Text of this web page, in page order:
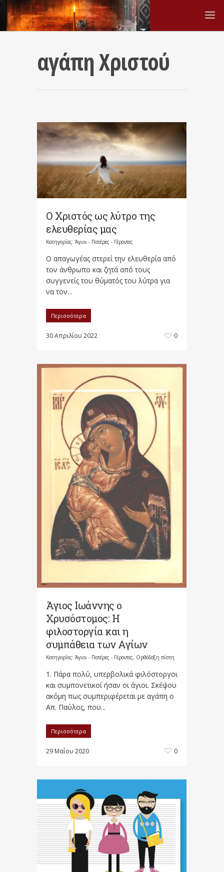
αγάπη Χριστού
Ο Χριστός ως λύτρο της
ελευθερίας μας
Κατηγορίες: Άγιοι - Πατέρες - Γέροντες
Ο απαγωγέας στερεί την ελευθερία από
τον άνθρωπο και ζητά από τους
συγγενείς του θύματός του λύτρα για
να τον...
Περισσότερα
30 Απριλίου 2022 0
Άγιος Ιωάννης ο
Χρυσόστομος: Η
φιλοστοργία και η
συμπάθεια των Αγίων
Κατηγορίες: Άγιοι - Πατέρες - Γέροντες, Ορθόδοξη πίστη
1. Πάρα πολύ, υπερβολικά φιλόστοργοι
και συμπονετικοί ήσαν οι άγιοι. Σκέψου
ακόμη πως συμπεριφέρεται με αγάπη ο
Απ. Παύλος, που...
Περισσότερα
29 Μαΐου 2020 0